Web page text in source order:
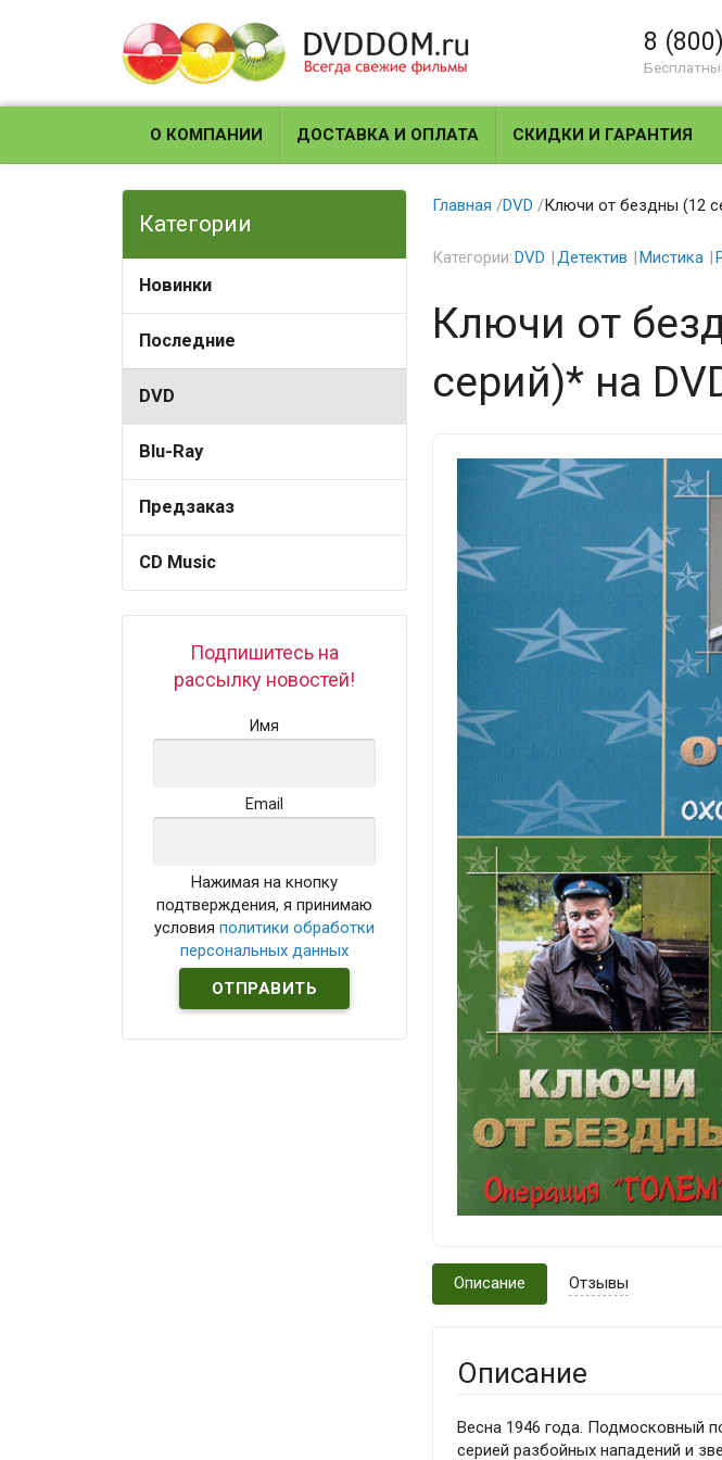
8
О КОМПАНИИ ДОСТАВКА И ОПЛАТА СКИДКИ И ГАРАНТИЯ
Категории
Новинки
Последние
DVD
Blu-Ray
Предзаказ
CD Music
Подпишитесь на
рассылку новостей!
Имя
Email
Нажимая на кнопку
подтверждения, я принимаю
условияполитики обработки
персональных данных
Главная /DVD /Ключи от бездны (12
Категории:DVD Детектив Мистика
Ключи от
серий)* на
Описание Отзывы
Описание
Весна 1946 года. Подмосковный
серией разбойных нападений и